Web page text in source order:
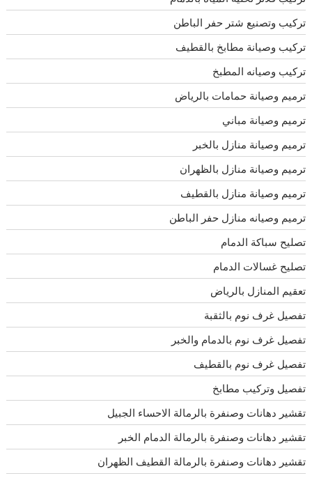
تركيب وتصنيع شتر حفر الباطن
تركيب وصيانة مطابخ بالقطيف
تركيب وصيانه المطبخ
ترميم وصيانة حمامات بالرياض
ترميم وصيانة مباني
ترميم وصيانة منازل بالخبر
ترميم وصيانة منازل بالظهران
ترميم وصيانة منازل بالقطيف
ترميم وصيانه منازل حفر الباطن
تصليح سباكة الدمام
تصليح غسالات الدمام
تعقيم المنازل بالرياض
تفصيل غرف نوم بالثقبة
تفصيل غرف نوم بالدمام والخبر
تفصيل غرف نوم بالقطيف
تفصيل وتركيب مطابخ
تقشير دهانات وصنفرة بالرمالة الاحساء الجبيل
تقشير دهانات وصنفرة بالرمالة الدمام الخبر
تقشير دهانات وصنفرة بالرمالة القطيف الظهران